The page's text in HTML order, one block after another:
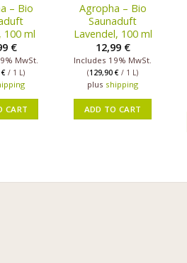
– Bio
100 ml
€
MwSt.
€ / 1 L)
CART
Agropha – Bio
Saunaduft
Lavendel, 100 ml
12,99 €
Includes 19% MwSt.
(129,90 € / 1 L)
plus shipping
ADD TO CART